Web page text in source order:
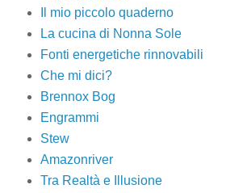
Il mio piccolo quaderno
La cucina di Nonna Sole
Fonti energetiche rinnovabili
Che mi dici?
Brennox Bog
Engrammi
Stew
Amazonriver
Tra Realtà e Illusione